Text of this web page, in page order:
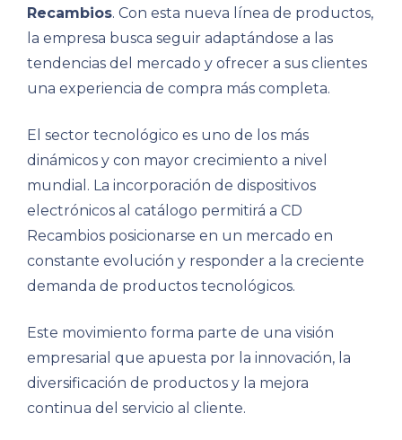
Recambios. Con esta nueva línea de productos,
la empresa busca seguir adaptándose a las
tendencias del mercado y ofrecer a sus clientes
una experiencia de compra más completa.
El sector tecnológico es uno de los más
dinámicos y con mayor crecimiento a nivel
mundial. La incorporación de dispositivos
electrónicos al catálogo permitirá a CD
Recambios posicionarse en un mercado en
constante evolución y responder a la creciente
demanda de productos tecnológicos.
Este movimiento forma parte de una visión
empresarial que apuesta por la innovación, la
diversificación de productos y la mejora
continua del servicio al cliente.